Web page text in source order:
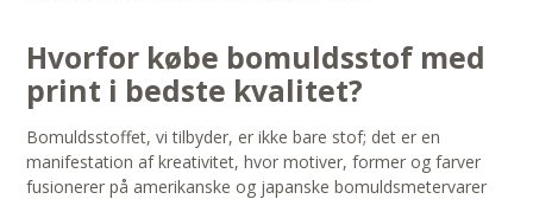
Hvorfor købe bomuldsstof med
print i bedste kvalitet?
Bomuldsstoffet, vi tilbyder, er ikke bare stof; det er en
manifestation af kreativitet, hvor motiver, former og farver
fusionerer på amerikanske og japanske bomuldsmetervarer